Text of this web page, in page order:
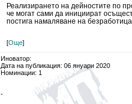
Реализирането на дейностите по
че могат сами да инициират
постига намаляване на
[Още]
Иноватор:
Дата на публикация: 06 януари 2020
Номинации: 1
-